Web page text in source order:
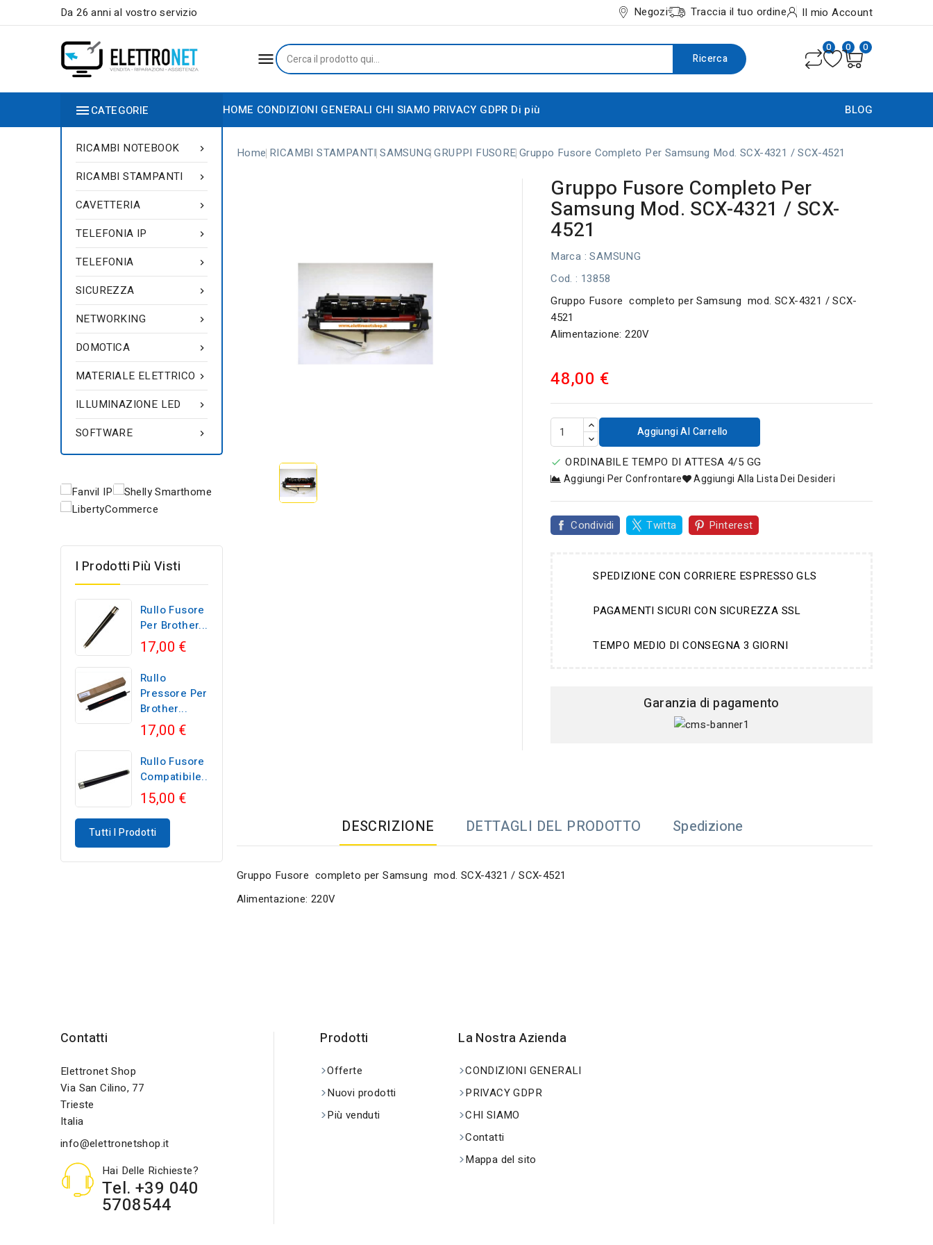
Da 26 anni al vostro servizio Negozi Traccia il tuo ordine Il mio Account
 Ricerca
0 0 0
HOME CONDIZIONI GENERALI CHI SIAMO PRIVACY GDPR Di più BLOG
CATEGORIE

RICAMBI NOTEBOOK

RICAMBI STAMPANTI

CAVETTERIA

TELEFONIA IP

TELEFONIA

SICUREZZA

NETWORKING

DOMOTICA

MATERIALE ELETTRICO

ILLUMINAZIONE LED

SOFTWARE
I Prodotti Più Visti
Rullo Fusore
Per Brother...
17,00 €
Rullo
Pressore Per
Brother...
17,00 €
Rullo Fusore
Compatibile...
15,00 €
Tutti I Prodotti
Home RICAMBI STAMPANTI SAMSUNG GRUPPI FUSORE Gruppo Fusore Completo Per Samsung Mod. SCX-4321 / SCX-4521
Gruppo Fusore Completo Per
Samsung Mod. SCX-4321 / SCX-
4521
Marca : SAMSUNG
Cod. : 13858
Gruppo Fusore completo per Samsung mod. SCX-4321 / SCX-
4521
Alimentazione: 220V
48,00 €
Aggiungi Al Carrello
 ORDINABILE TEMPO DI ATTESA 4/5 GG
Aggiungi Per Confrontare Aggiungi Alla Lista Dei Desideri
Condividi Twitta Pinterest
SPEDIZIONE CON CORRIERE ESPRESSO GLS
PAGAMENTI SICURI CON SICUREZZA SSL
TEMPO MEDIO DI CONSEGNA 3 GIORNI
Garanzia di pagamento
DESCRIZIONE DETTAGLI DEL PRODOTTO Spedizione
Gruppo Fusore completo per Samsung mod. SCX-4321 / SCX-4521
Alimentazione: 220V
Contatti
Elettronet Shop
Via San Cilino, 77
Trieste
Italia
info@elettronetshop.it
Hai Delle Richieste?
Tel. +39 040
5708544
Prodotti
Offerte
Nuovi prodotti
Più venduti
La Nostra Azienda
CONDIZIONI GENERALI
PRIVACY GDPR
CHI SIAMO
Contatti
Mappa del sito